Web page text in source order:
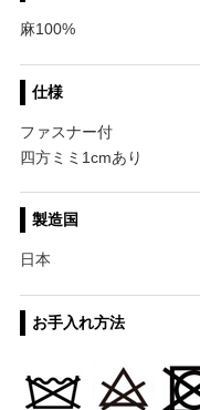
麻100%
仕様
ファスナー付
四方ミミ1cmあり
製造国
日本
お手入れ方法